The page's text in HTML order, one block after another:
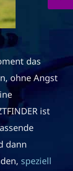
das
ohne Angst
ist
dann
speziell